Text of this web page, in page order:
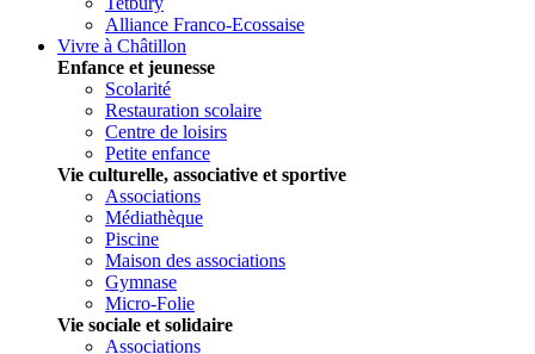
Alliance Franco-Ecossaise
Vivre à Châtillon
Enfance et jeunesse
Scolarité
Restauration scolaire
Centre de loisirs
Petite enfance
Vie culturelle, associative et sportive
Associations
Médiathèque
Piscine
Maison des associations
Gymnase
Micro-Folie
Vie sociale et solidaire
Associations